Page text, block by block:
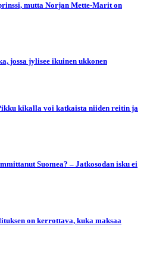
mutta Norjan Mette-Marit on
jossa jylisee ikuinen ukkonen
kikalla voi katkaista niiden reitin ja
Suomea? – Jatkosodan isku ei
on kerrottava, kuka maksaa